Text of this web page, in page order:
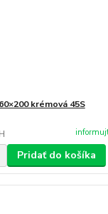
krémová 45S
Pridať do košíka